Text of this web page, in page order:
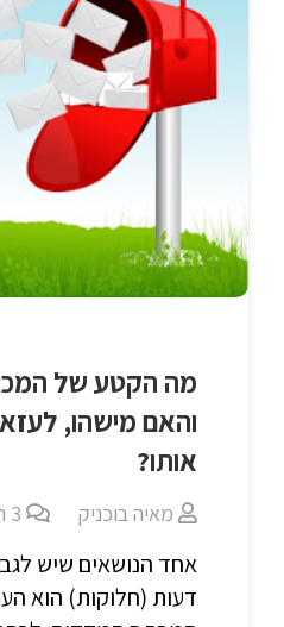
מה הקטע של
והאם מישהו,
אותו?
מאיה בוכניק 3
אחד הנושאים שיש
דעות (חלוקות) הוא